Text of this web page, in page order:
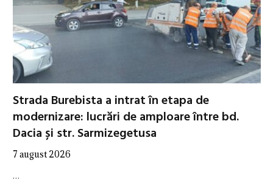
Strada Burebista a intrat în etapa de
modernizare: lucrări de amploare între bd.
Dacia și str. Sarmizegetusa
7 august 2026
…